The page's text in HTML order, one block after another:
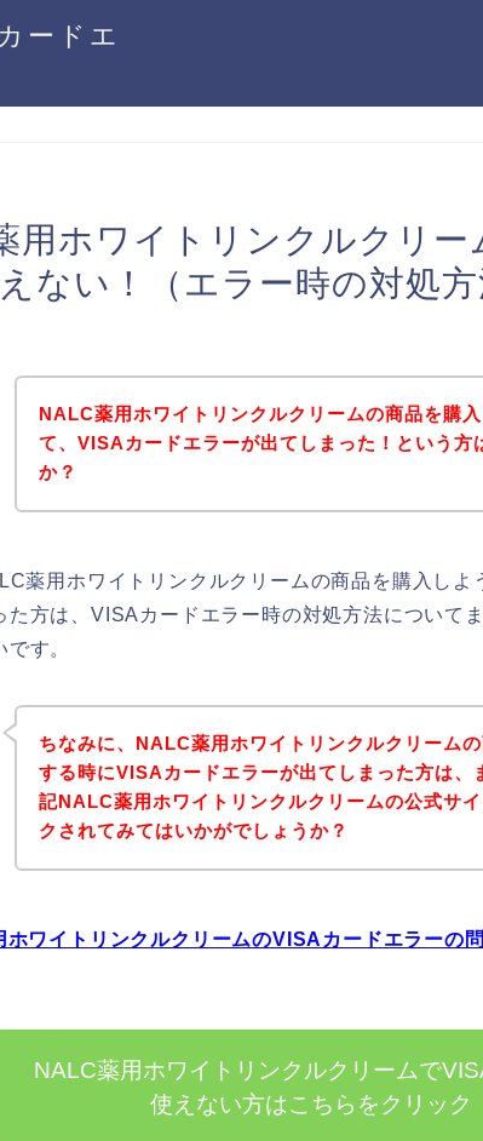
ードエ
用ホワイトリンクルクリー
ない！（エラー時の対処方
NALC薬用ホワイトリンクルクリームの商品を購
て、VISAカードエラーが出てしまった！という方
か？
薬用ホワイトリンクルクリームの商品を購入しよ
た方は、VISAカードエラー時の対処方法について
す。
ちなみに、NALC薬用ホワイトリンクルクリーム
する時にVISAカードエラーが出てしまった方は、
記NALC薬用ホワイトリンクルクリームの公式サ
クされてみてはいかがでしょうか？
ホワイトリンクルクリームのVISAカードエラーの
NALC薬用ホワイトリンクルクリームで
使えない方はこちらをクリック